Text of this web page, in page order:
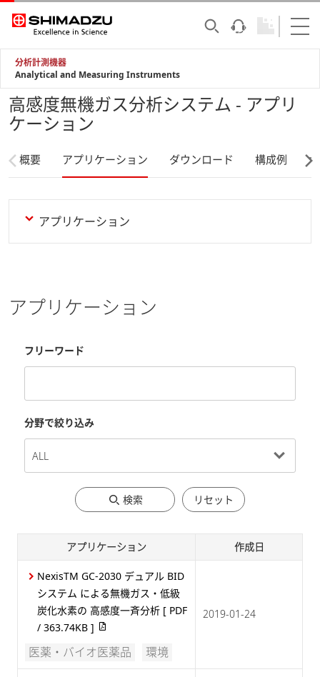
分析計測機器
Analytical and Measuring Instruments
高感度無機ガス分析システム - アプリ
ケーション
概要 アプリケーション ダウンロード 構成例
アプリケーション
アプリケーション
フリーワード
分野で絞り込み
検索 リセット
アプリケーション 作成日
NexisTM GC-2030 デュアル BID
システム による無機ガス・低級
炭化水素の 高感度一斉分析 [ PDF
/ 363.74KB ]
医薬・バイオ医薬品 環境
2019-01-24